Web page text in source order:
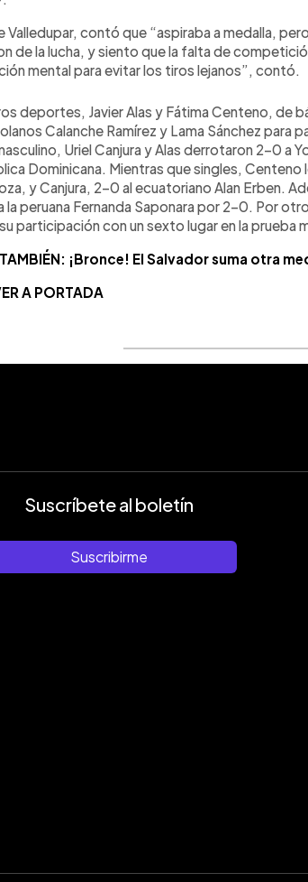
Valledupar, contó que “aspiraba a medalla,
de la lucha, y siento que la falta de
mental para evitar los tiros lejanos”, contó.
deportes, Javier Alas y Fátima Centeno, de
Calanche Ramírez y Lama Sánchez para
Uriel Canjura y Alas derrotaron 2-0 a
Dominicana. Mientras que singles, Centeno
y Canjura, 2-0 al ecuatoriano Alan Erben.
la peruana Fernanda Saponara por 2-0. Por
participación con un sexto lugar en la prueba
TAMBIÉN: ¡Bronce! El Salvador suma otra
A PORTADA
Suscríbete al boletín
Suscribirme